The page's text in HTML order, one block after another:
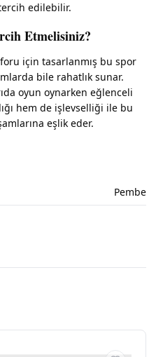
edilebilir.
Etmelisiniz?
için tasarlanmış bu spor
bile rahatlık sunar.
oyun oynarken eğlenceli
hem de işlevselliği ile bu
eşlik eder.
Pembe